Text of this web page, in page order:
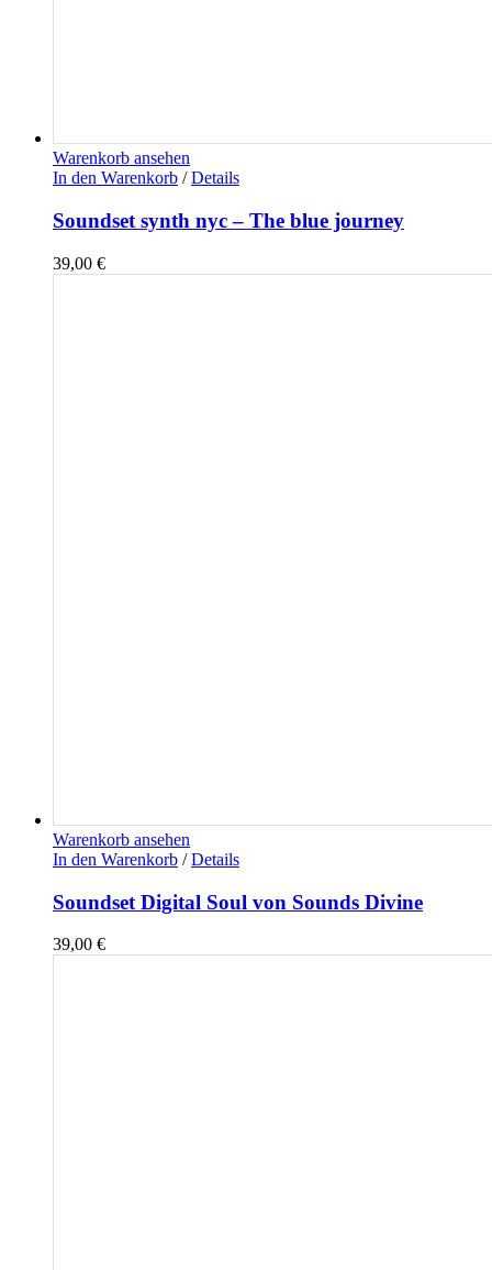
Warenkorb ansehen
In den Warenkorb / Details
Soundset synth nyc – The blue journey
39,00 €
Warenkorb ansehen
In den Warenkorb / Details
Soundset Digital Soul von Sounds Divine
39,00 €